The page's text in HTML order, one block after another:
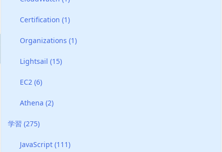
Certification(1)
Organizations(1)
Lightsail(15)
EC2(6)
Athena(2)
学習 (275)
JavaScript(111)